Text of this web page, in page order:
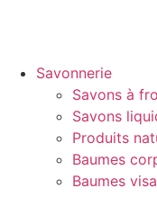
Savonnerie
Savons à
Savons
Produits
Baumes
Baumes